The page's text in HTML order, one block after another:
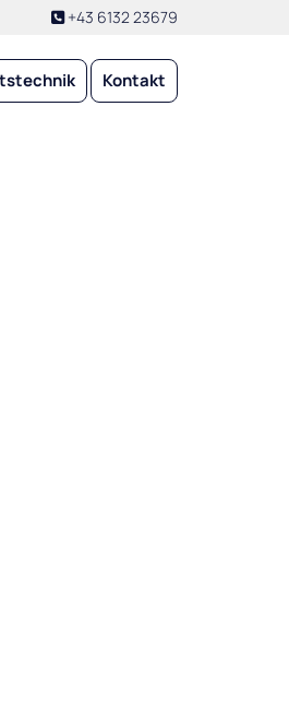
 +43 6132 23679
Kontakt